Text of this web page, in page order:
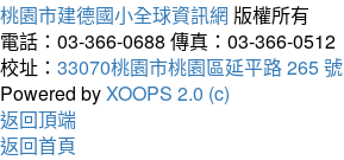
桃園市建德國小全球資訊網 版權所有
電話：03-366-0688 傳真：03-366-0512
校址： 33070桃園市桃園區延平路 265 號
Powered byXOOPS 2.0 (c)
返回頂端
返回首頁